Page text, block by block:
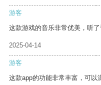
游客
这款游戏的音乐非常优美，听了
2025-04-14
游客
这款app的功能非常丰富，可以